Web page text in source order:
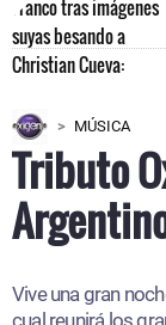
MÚSICA
Tributo
Vive una gran
cual reunirá los